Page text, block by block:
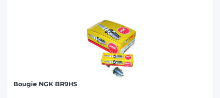
Bougie NGK BR9HS